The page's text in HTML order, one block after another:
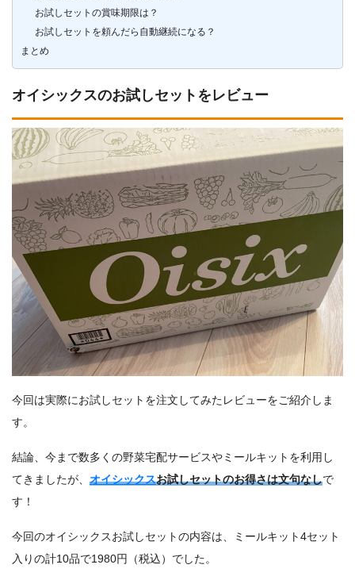
お試しセットの賞味期限は？
お試しセットを頼んだら自動継続になる？
まとめ
オイシックスのお試しセットをレビュー
今回は実際にお試しセットを注文してみたレビューをご紹介しま
す。
結論、今まで数多くの野菜宅配サービスやミールキットを利用し
てきましたが、 オイシックスお試しセットのお得さは文句なしで
す！
今回のオイシックスお試しセットの内容は、ミールキット4セット
入りの計10品で1980円（税込）でした。